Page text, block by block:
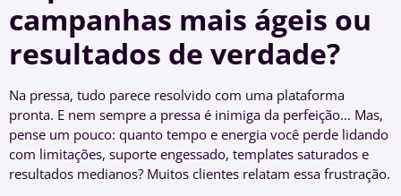
campanhas mais ágeis ou
resultados de verdade?
Na pressa, tudo parece resolvido com uma plataforma
pronta. E nem sempre a pressa é inimiga da perfeição… Mas,
pense um pouco: quanto tempo e energia você perde lidando
com limitações, suporte engessado, templates saturados e
resultados medianos? Muitos clientes relatam essa frustração.